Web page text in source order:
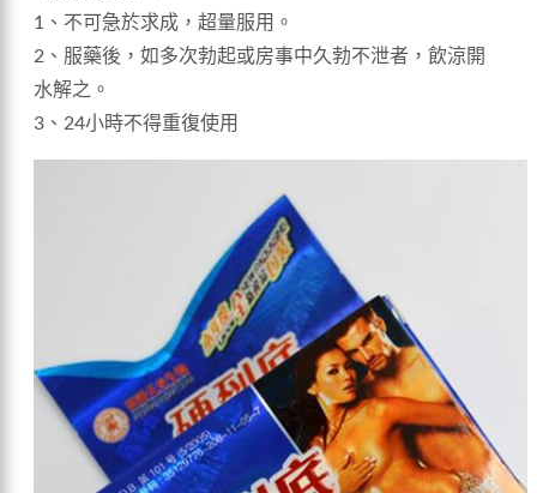
1、不可急於求成，超量服用。
2、服藥後，如多次勃起或房事中久勃不泄者，飲涼開
水解之。
3、24小時不得重復使用